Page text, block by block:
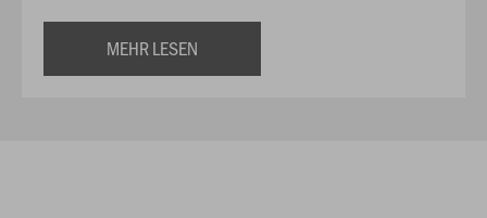
MEHR LESEN